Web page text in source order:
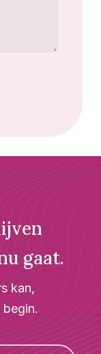
gaat.
kan,